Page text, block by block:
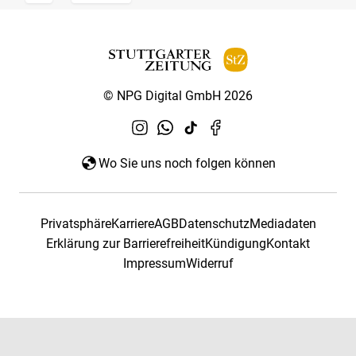
© NPG Digital GmbH 2026
Wo Sie uns noch folgen können
PrivatsphäreKarriereAGBDatenschutzMediadaten
Erklärung zur BarrierefreiheitKündigungKontakt
ImpressumWiderruf